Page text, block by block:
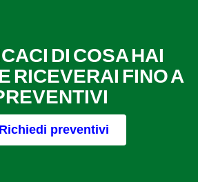
DI COSA HAI
RICEVERAI FINO A
Richiedi preventivi